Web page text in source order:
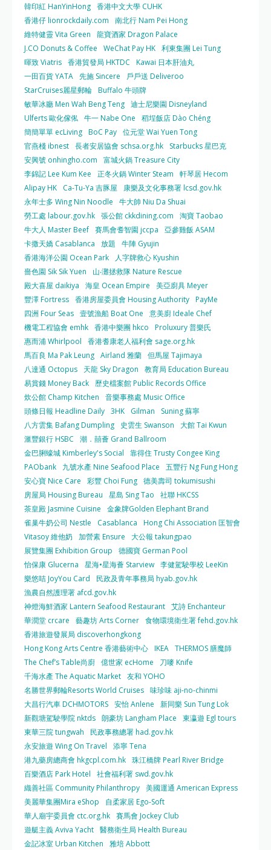
韓印紅 HanYinHong 香港中文大學 CUHK
香港仔 lionrockdaily.com
南北行 Nam Pei Hong
維特健靈 Vita Green
龍寶酒家 Dragon Palace
J.CO Donuts & Coffee
WeChat Pay HK 利東集團 Lei Tung
暉致 Viatris 香港貿發局 HKTDC
Kawai 日本肝油丸
一田百貨 YATA 先施 Sincere
戶戶送 Deliveroo
StarCruises麗星郵輪 Buffalo 牛頭牌
敏華冰廳 Men Wah Beng Teng 迪士尼樂園 Disneyland
Ulferts 歐化傢俬 牛一 Nabe One
稻埕飯店 Dào Chéng
簡簡單單 ecLiving BoC Pay 位元堂 Wai Yuen Tong
官燕棧 ibnest 長者安居協會 schsa.org.hk
Starbucks 星巴克
安興號 onhingho.com
富城火鍋 Treasure City
李錦記 Lee Kum Kee
正冬火鍋 Winter Steam
軒琴居 Hecom
Alipay HK
Ca-Tu-Ya 吉豚屋
康樂及文化事務署 lcsd.gov.hk
永年士多 Wing Nin Noodle
牛大帥 Niu Da Shuai
勞工處 labour.gov.hk 張公館 ckkdining.com
淘寶 Taobao
牛大人 Master Beef 賽馬會耆智園 jccpa
亞參雞飯 ASAM
卡撒天嬌 Casablanca
放題
牛陣 Gyujin
香港海洋公園 Ocean Park
人字牌救心 Kyushin
嗇色園 Sik Sik Yuen
山‧灘拯救隊 Nature Rescue
殿大喜屋 daikiya
海皇 Ocean Empire
美亞廚具 Meyer
豐澤 Fortress 香港房屋委員會 Housing Authority PayMe
四洲 Four Seas 壹號漁船 Boat One
意美廚 Ideale Chef
機電工程協會 emhk 香港中樂團 hkco
Proluxury 普樂氏
惠而浦 Whirlpool
香港耆康老人福利會 sage.org.hk
馬百良 Ma Pak Leung Airland 雅蘭 但馬屋 Tajimaya
八達通 Octopus
天龍 Sky Dragon
教育局 Education Bureau
易賞錢 Money Back
歷史檔案館 Public Records Office
炊公館 Champ Kitchen
音樂事務處 Music Office
頭條日報 Headline Daily 3HK Gilman
Suning 蘇寧
八方雲集 Bafang Dumpling
史雲生 Swanson
大館 Tai Kwun
滙豐銀行 HSBC
潮．囍薈 Grand Ballroom
金巴脷蠔城 Kimberley's Social
靠得住 Trusty Congee King
PAObank
九號水產 Nine Seafood Place
五豐行 Ng Fung Hong
安心寶 Nice Care
彩豐 Choi Fung 德美壽司 tokumisushi
房屋局 Housing Bureau
星島 Sing Tao
社聯 HKCSS
茶皇殿 Jasmine Cuisine
金象牌Golden Elephant Brand
雀巢牛奶公司 Nestle
Casablanca
Hong Chi Association 匡智會
Vitasoy 維他奶
加營素 Ensure
大公報 takungpao
展覽集團 Exhibition Group
德國寶 German Pool
怡保康 Glucerna
星海•星海薈 Starview 李健駕駛學校 LeeKin
樂悠咭 JoyYou Card
民政及青年事務局 hyab.gov.hk
漁農自然護理署 afcd.gov.hk
神燈海鮮酒家 Lantern Seafood Restaurant 艾詩 Enchanteur
華潤堂 crcare
藝趣坊 Arts Corner 食物環境衛生署 fehd.gov.hk
香港旅遊發展局 discoverhongkong
Hong Kong Arts Centre 香港藝術中心 IKEA THERMOS 膳魔師
The Chef’s Table尚廚 億世家 ecHome
刀嘜 Knife
千海水產 The Aquatic Market 友和 YOHO
名勝世界郵輪Resorts World Cruises 味珍味 aji-no-chinmi
大昌行汽車 DCHMOTORS 安怡 Anlene
新同樂 Sun Tung Lok
新觀塘駕駛學院 nktds 朗豪坊 Langham Place
東瀛遊 Egl tours
東華三院 tungwah
民政事務總署 had.gov.hk
永安旅遊 Wing On Travel
添寧 Tena
港九藥房總商會 hkgcpl.com.hk 珠江橋牌 Pearl River Bridge
百樂酒店 Park Hotel
社會福利署 swd.gov.hk
織善社區 Community Philanthropy 美國運通 American Express
美麗華集團Mira eShop
自柔家居 Ego-Soft
華人廟宇委員會 ctc.org.hk 賽馬會 Jockey Club
遊艇主義 Aviva Yacht 醫務衛生局 Health Bureau
金記冰室 Urban Kitchen
雅培 Abbott